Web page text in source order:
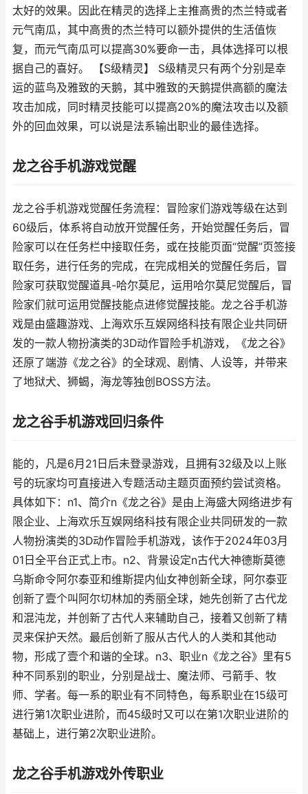
太好的效果。因此在精灵的选择上主推高贵的杰兰特或者
元气南瓜，其中高贵的杰兰特可以额外提供的生活值恢
复，而元气南瓜可以提高30%要命一击，具体选择可以根
据自己的喜好。 【S级精灵】 S级精灵只有两个分别是幸
运的蓝鸟及雅致的天鹅，其中雅致的天鹅提供高额的魔法
攻击加成，同时精灵技能可以提高20%的魔法攻击以及额
外的回血效果，可以说是法系输出职业的最佳选择。
龙之谷手机游戏觉醒
龙之谷手机游戏觉醒任务流程：冒险家们游戏等级在达到
60级后，体系将自动放开觉醒任务，开始觉醒任务后，冒
险家可以在任务栏中接取任务，或在技能页面“觉醒”页签接
取任务，进行任务的完成，在完成相关的觉醒任务后，冒
险家可获取觉醒道具-哈尔莫尼，运用哈尔莫尼觉醒后，冒
险家们就可运用觉醒技能点进修觉醒技能。龙之谷手机游
戏是由盛趣游戏、上海欢乐互娱网络科技有限企业共同研
发的一款人物扮演类的3D动作冒险手机游戏，《龙之谷》
还原了端游《龙之谷》的全球观、剧情、人设等，并带来
了地狱犬、狮蝎，海龙等独创BOSS方法。
龙之谷手机游戏回归条件
能的，凡是6月21日后未登录游戏，且拥有32级及以上账
号的玩家均可直接进入专题活动主题页面预约尝试资格。
具体如下：n1、简介n《龙之谷》是由上海盛大网络进步有
限企业、上海欢乐互娱网络科技有限企业共同研发的一款
人物扮演类的3D动作冒险手机游戏，该作于2024年03月
01日全平台正式上市。n2、背景设定n古代大神德斯莫德
乌斯命令阿尔泰亚和维斯提内仙女神创新全球，阿尔泰亚
创新了壹个叫阿尔切林加的秀丽全球，她先创新了古代龙
和混沌龙，并创新了古代人来辅助自己，接着又创新了精
灵来保护天然。最后创新了服从古代人的人类和其他动
物，形成了壹个和谐的全球。n3、职业n《龙之谷》里有5
种不同系别的职业，分别是战士、魔法师、弓箭手、牧
师、学者。每一系的职业有不同特色，每系职业在15级可
进行第1次职业进阶，而45级时又可以在第1次职业进阶的
基础上，进行第2次职业进阶。
龙之谷手机游戏外传职业